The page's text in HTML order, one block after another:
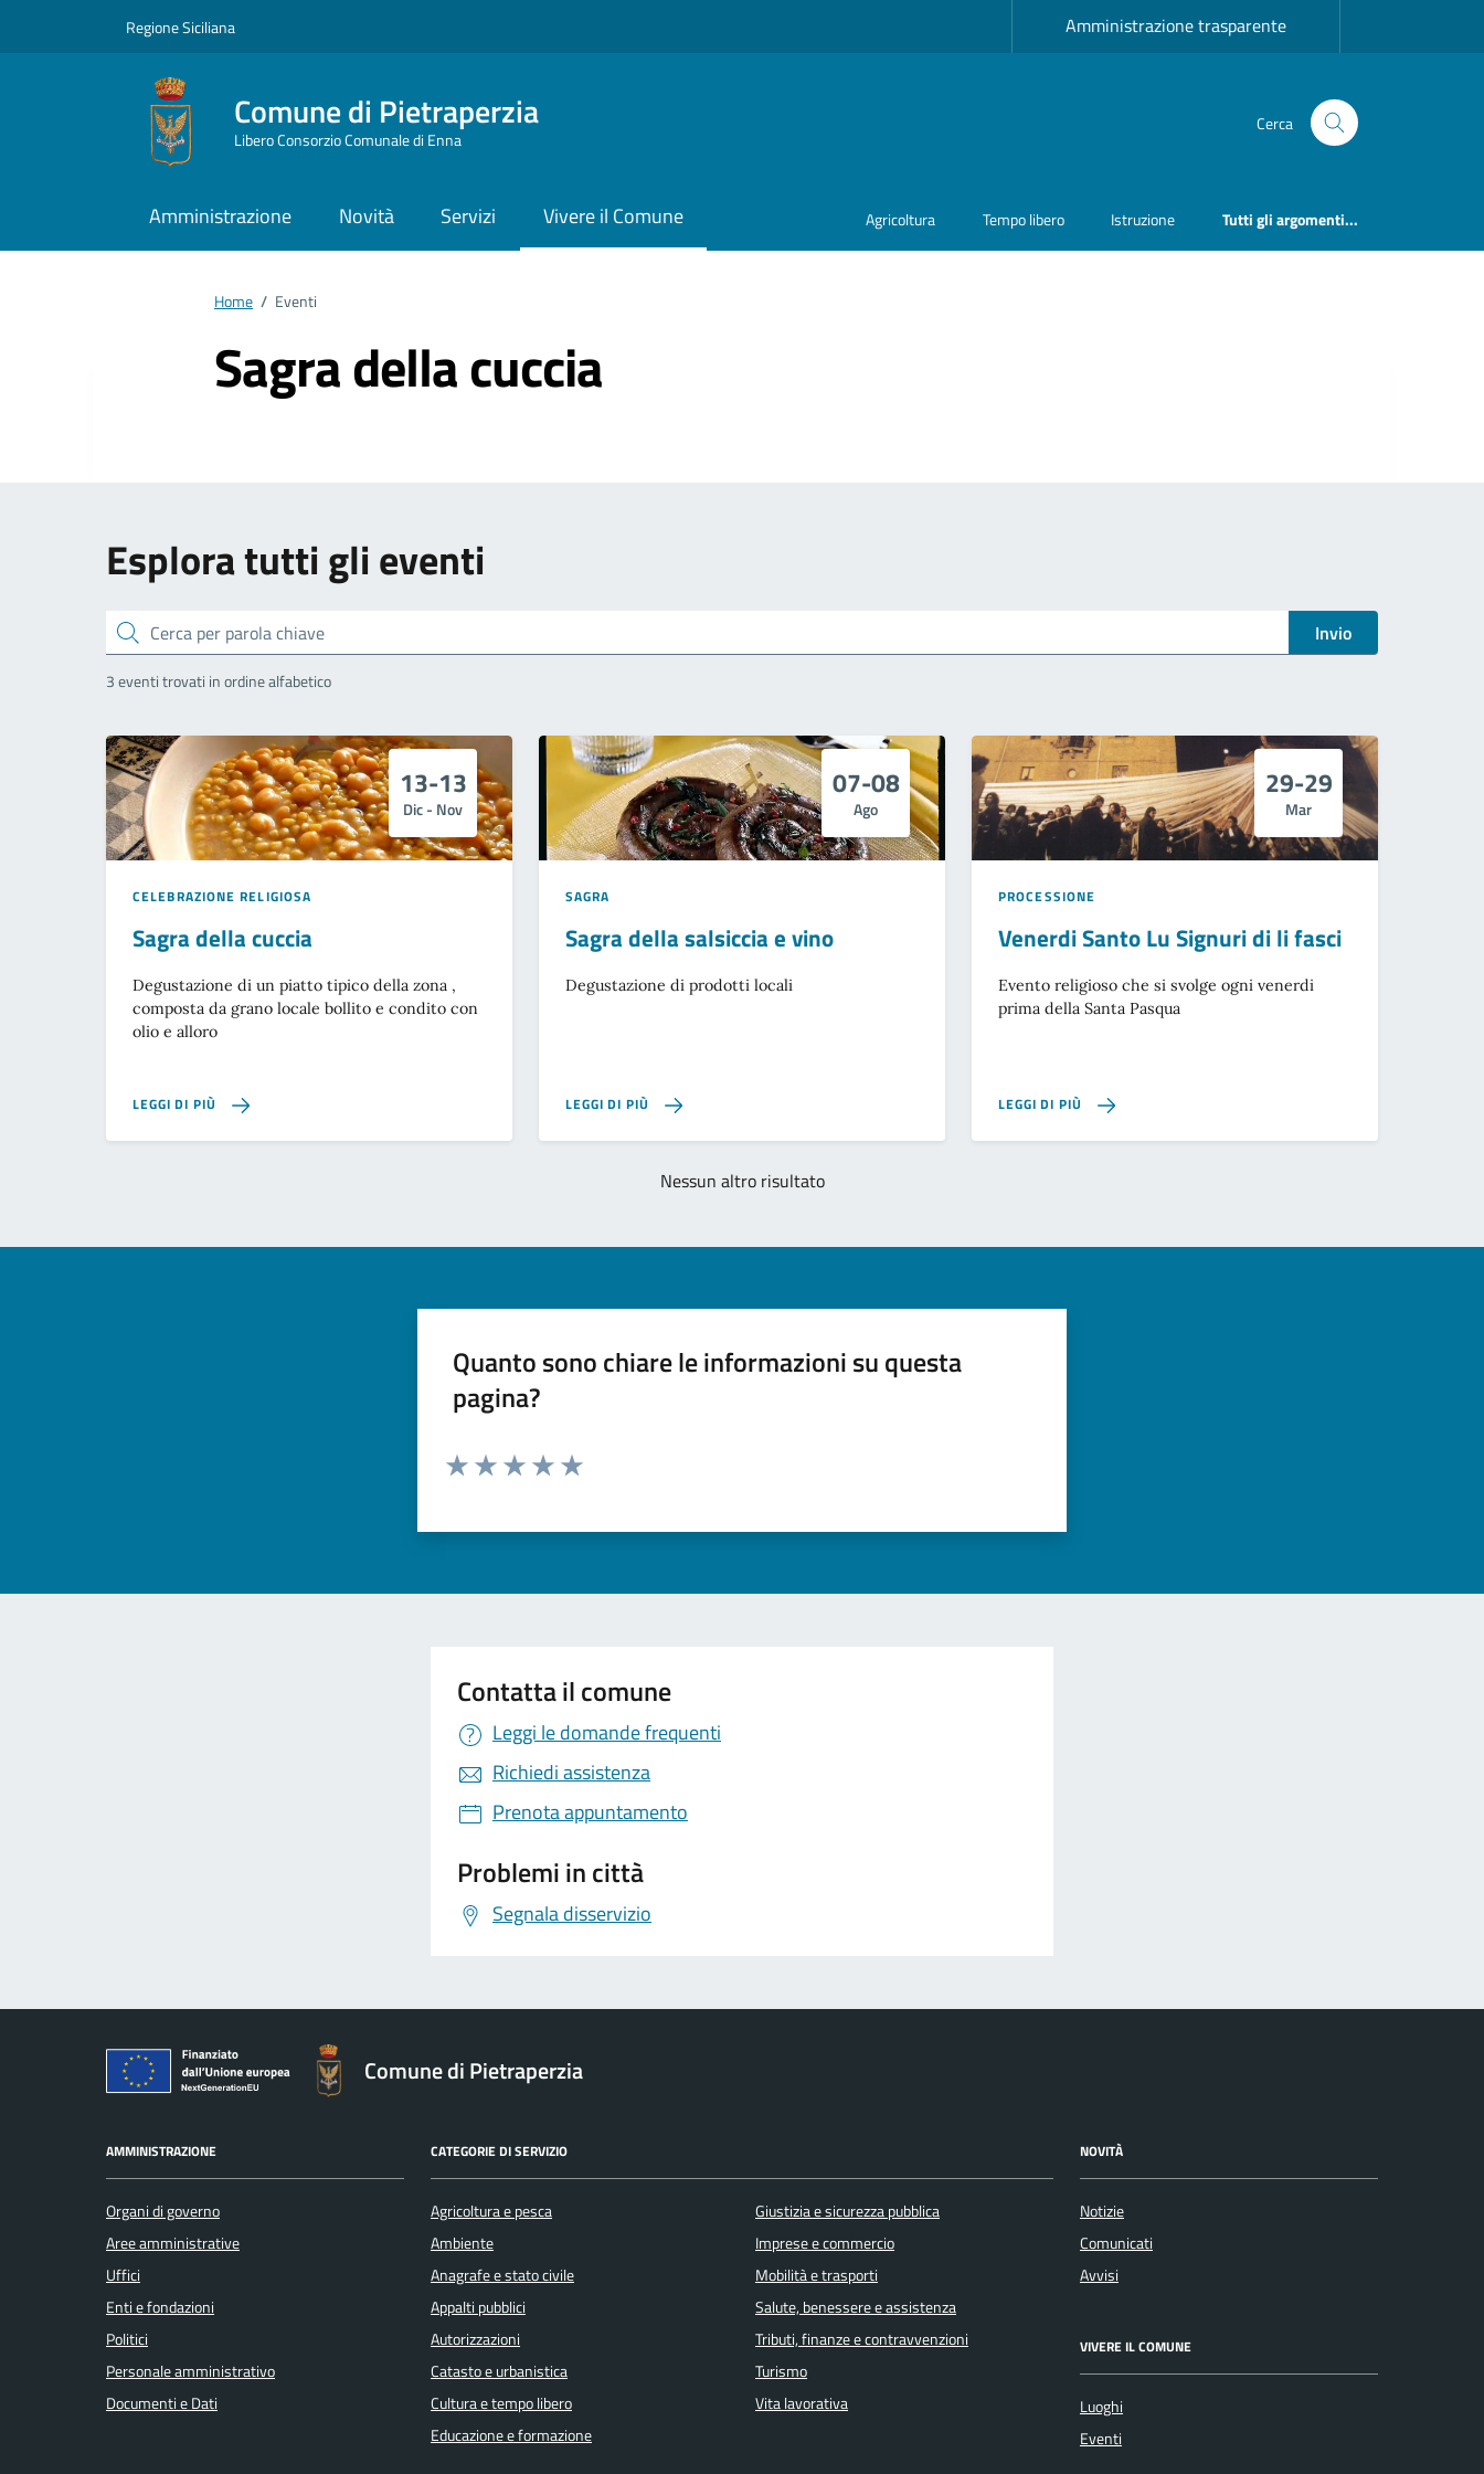
Regione Siciliana Amministrazione trasparente
Comune di Pietraperzia
Libero Consorzio Comunale di Enna
Cerca
Amministrazione Novità Servizi Vivere il Comune Agricoltura Tempo libero Istruzione Tutti gli argomenti...
Home / Eventi
Sagra della cuccia
Esplora tutti gli eventi
Cerca Invio
3 eventi trovati in ordine alfabetico
13-13
Dic - Nov
CELEBRAZIONE RELIGIOSA
Sagra della cuccia
Degustazione di un piatto tipico della zona ,
composta da grano locale bollito e condito con
olio e alloro
LEGGI DI PIÙ
07-08
Ago
SAGRA
Sagra della salsiccia e vino
Degustazione di prodotti locali
LEGGI DI PIÙ
29-29
Mar
PROCESSIONE
Venerdi Santo Lu Signuri di li fasci
Evento religioso che si svolge ogni venerdi
prima della Santa Pasqua
LEGGI DI PIÙ
Nessun altro risultato
Quanto sono chiare le informazioni su questa
pagina?
Contatta il comune
Leggi le domande frequenti
Richiedi assistenza
Prenota appuntamento
Problemi in città
Segnala disservizio
Comune di Pietraperzia
AMMINISTRAZIONE
Organi di governo
Aree amministrative
Uffici
Enti e fondazioni
Politici
Personale amministrativo
Documenti e Dati
CATEGORIE DI SERVIZIO
Agricoltura e pesca
Ambiente
Anagrafe e stato civile
Appalti pubblici
Autorizzazioni
Catasto e urbanistica
Cultura e tempo libero
Educazione e formazione
Giustizia e sicurezza pubblica
Imprese e commercio
Mobilità e trasporti
Salute, benessere e assistenza
Tributi, finanze e contravvenzioni
Turismo
Vita lavorativa
NOVITÀ
Notizie
Comunicati
Avvisi
VIVERE IL COMUNE
Luoghi
Eventi